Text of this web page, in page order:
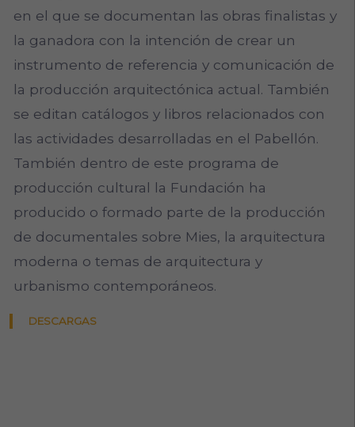
en el que se documentan las obras finalistas y
la ganadora con la intención de crear un
instrumento de referencia y comunicación de
la producción arquitectónica actual. También
se editan catálogos y libros relacionados con
las actividades desarrolladas en el Pabellón.
También dentro de este programa de
producción cultural la Fundación ha
producido o formado parte de la producción
de documentales sobre Mies, la arquitectura
moderna o temas de arquitectura y
urbanismo contemporáneos.
DESCARGAS